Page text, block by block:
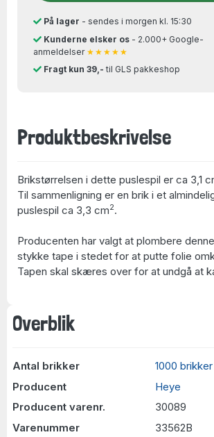
Overblik
Antal brikker
1000 brikker
Producent
Heye
Producent varenr.
30089
Varenummer
33562B
På lager - sendes i morgen kl. 15:30
Kunderne elsker os- 2.000+ Google-
anmeldelser ★★★★★
Fragt kun 39,- til GLS pakkeshop
Produktbeskrivelse
Brikstørrelsen i dette puslespil er ca 3,1
Til sammenligning er en brik i et
puslespil ca 3,3 cm2.
Producenten har valgt at plombere
stykke tape i stedet for at putte folie
Tapen skal skæres over for at undgå at